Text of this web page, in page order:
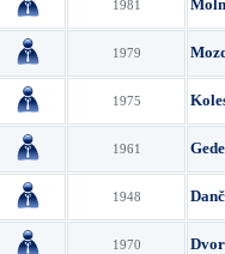
1981
1979
1975
1961
1948
1970